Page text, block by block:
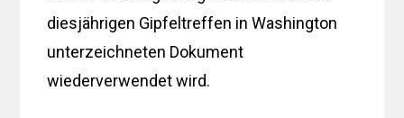
diesjährigen Gipfeltreffen in Washington
unterzeichneten Dokument
wiederverwendet wird.